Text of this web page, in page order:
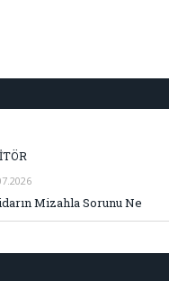
Mizahla Sorunu Ne